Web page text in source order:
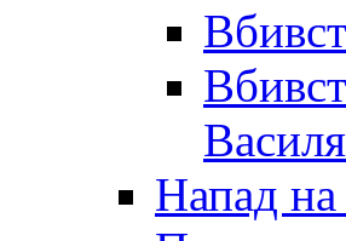
Напад на